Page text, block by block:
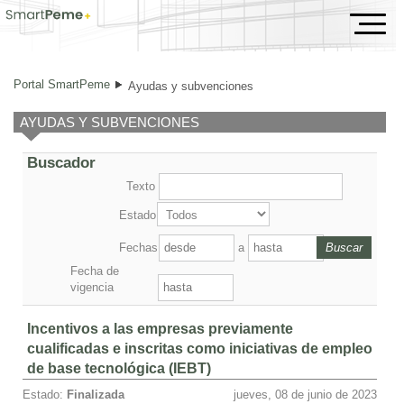
Ayudas y subvenciones
Portal SmartPeme Ayudas y subvenciones
AYUDAS Y SUBVENCIONES
Buscador
Texto
Estado
Fechas
a
Fecha de
vigencia
Incentivos a las empresas previamente
cualificadas e inscritas como iniciativas de empleo
de base tecnológica (IEBT)
Estado: Finalizada jueves, 08 de junio de 2023